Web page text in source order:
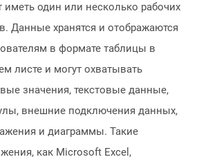
иметь один или несколько рабочих
Данные хранятся и отображаются
в формате таблицы в
листе и могут охватывать
значения, текстовые данные,
внешние подключения данных,
и диаграммы. Такие
как Microsoft Excel,